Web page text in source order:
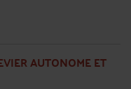
AUTONOME ET